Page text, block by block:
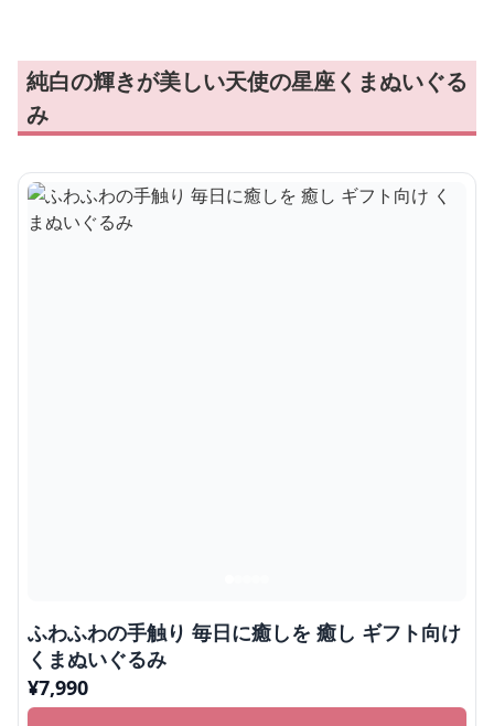
純白の輝きが美しい天使の星座くまぬいぐる
み
ふわふわの手触り 毎日に癒しを 癒し ギフト向け
くまぬいぐるみ
¥7,990